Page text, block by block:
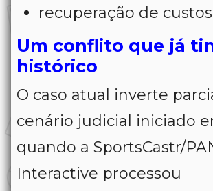
recuperação de
Um conflito que já
histórico
O caso atual inverte
cenário judicial iniciado
quando a SportsCastr/
Interactive processou